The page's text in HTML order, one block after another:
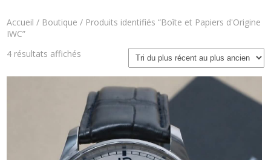
Accueil / Boutique / Produits identifiés “Boîte et Papiers d'Origine
IWC”
4 résultats affichés
plus
récent
au
plus
ancien